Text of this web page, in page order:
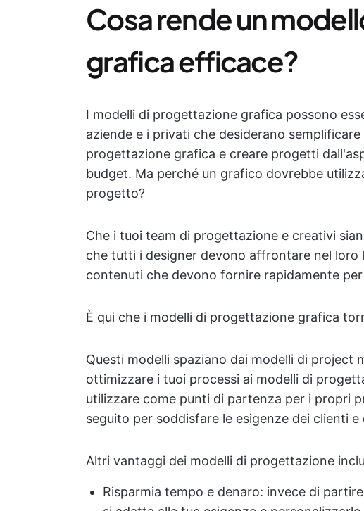
Cosa rende un
grafica efficace?
I modelli di progettazione grafica possono
aziende e i privati che desiderano
progettazione grafica e creare progetti
budget. Ma perché un grafico dovrebbe
progetto?
Che i tuoi team di progettazione e creativi
che tutti i designer devono affrontare nel loro
contenuti che devono fornire rapidamente
È qui che i modelli di progettazione grafica
Questi modelli spaziano dai modelli di project
ottimizzare i tuoi processi ai modelli di
utilizzare come punti di partenza per i propri
seguito per soddisfare le esigenze dei clienti e
Altri vantaggi dei modelli di progettazione
Risparmia tempo e denaro: invece di